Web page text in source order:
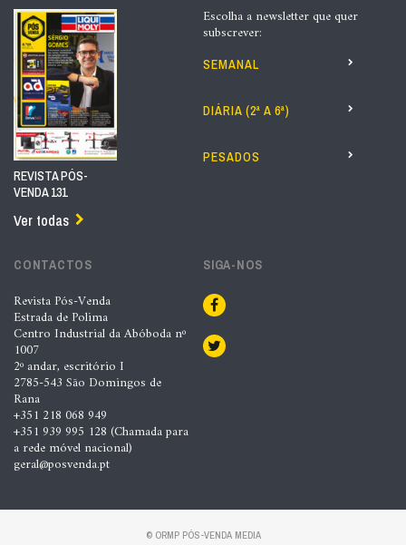
REVISTA PÓS-
VENDA 131
Ver todas
Escolha a newsletter que quer
subscrever:
SEMANAL
DIÁRIA (2ª A 6ª)
PESADOS
CONTACTOS
Revista Pós-Venda
Estrada de Polima
Centro Industrial da Abóboda nº
1007
2º andar, escritório I
2785-543 São Domingos de
Rana
+351 218 068 949
+351 939 995 128 (Chamada para
a rede móvel nacional)
geral@posvenda.pt
SIGA-NOS
© ORMP PÓS-VENDA MEDIA